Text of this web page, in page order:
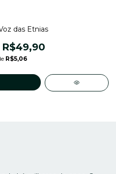
das Etnias
R$49,90
R$5,06